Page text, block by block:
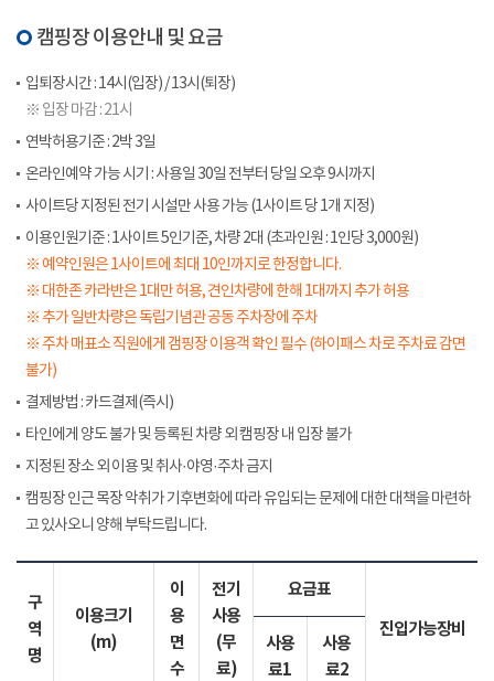
캠핑장 이용안내 및 요금
입퇴장시간 : 14시(입장) / 13시(퇴장)
※ 입장 마감 : 21시
연박허용기준 : 2박 3일
온라인예약 가능 시기 : 사용일 30일 전부터 당일 오후 9시까지
사이트당 지정된 전기 시설만 사용 가능 (1사이트 당 1개 지정)
이용인원기준 : 1사이트 5인기준, 차량 2대 (초과인원 : 1인당 3,000원)
※ 예약인원은 1사이트에 최대 10인까지로 한정합니다.
※ 대한존 카라반은 1대만 허용, 견인차량에 한해 1대까지 추가 허용
※ 추가 일반차량은 독립기념관 공동 주차장에 주차
※ 주차 매표소 직원에게 갬핑장 이용객 확인 필수 (하이패스 차로 주차료 감면
불가)
결제방법 : 카드결제(즉시)
타인에게 양도 불가 및 등록된 차량 외 캠핑장 내 입장 불가
지정된 장소 외 이용 및 취사·야영·주차 금지
캠핑장 인근 목장 악취가 기후변화에 따라 유입되는 문제에 대한 대책을 마련하
고 있사오니 양해 부탁드립니다.
구
역
명
이용크기
(m)
이
용
면
수
전기
사용
(무
료)
요금표
진입가능장비
사용
료1
사용
료2